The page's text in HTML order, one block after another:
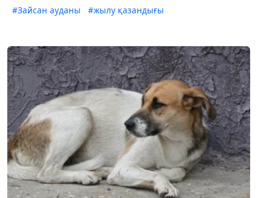
#Зайсан ауданы #жылу қазандығы